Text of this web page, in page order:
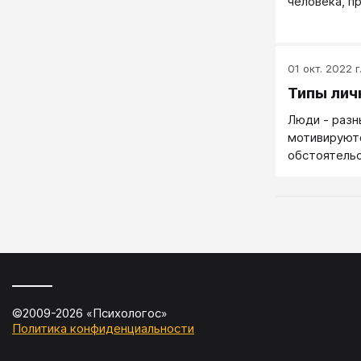
01 окт. 2022 г.
Типы
Люди -
©2009-2026 «Психологос»
Политика конфиденциальности